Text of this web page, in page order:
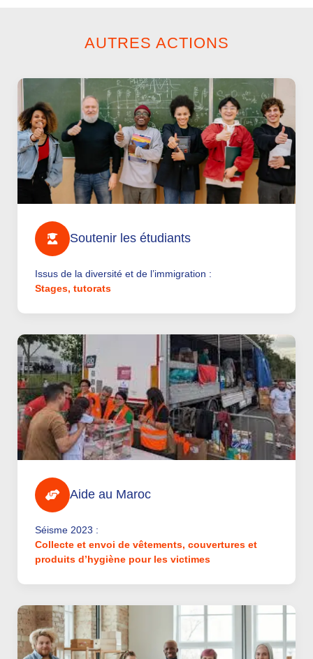
AUTRES ACTIONS
Soutenir les étudiants
Issus de la diversité et de l’immigration :
Stages, tutorats
Aide au Maroc
Séisme 2023 :
Collecte et envoi de vêtements, couvertures et
produits d’hygiène pour les victimes